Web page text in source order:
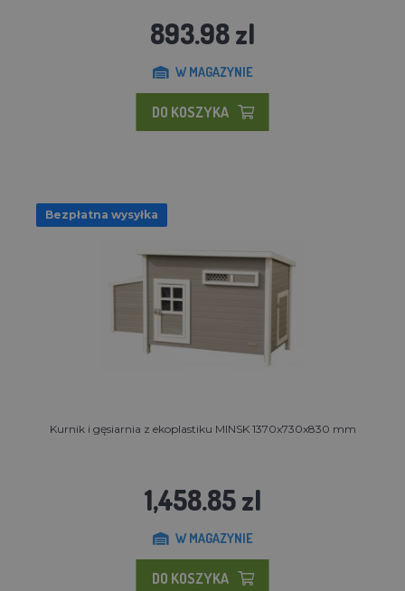
893.98 zl
W MAGAZYNIE
DO KOSZYKA
Bezpłatna wysyłka
Kurnik i gęsiarnia z ekoplastiku MINSK 1370x730x830 mm
1,458.85 zl
W MAGAZYNIE
DO KOSZYKA